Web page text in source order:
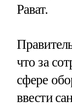
Рават.
что за
сфере
ввести